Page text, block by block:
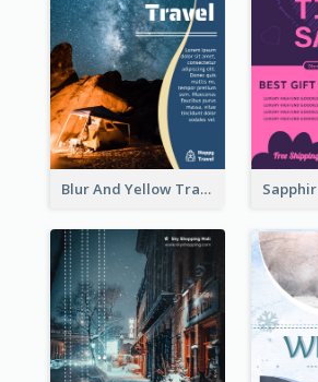
Blur And Yellow Travelling Flyer Decorated With Photo